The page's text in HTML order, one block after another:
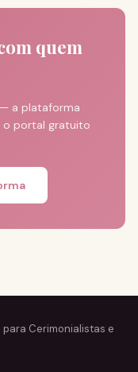
quem
a plataforma
o portal gratuito
Cerimonialistas e